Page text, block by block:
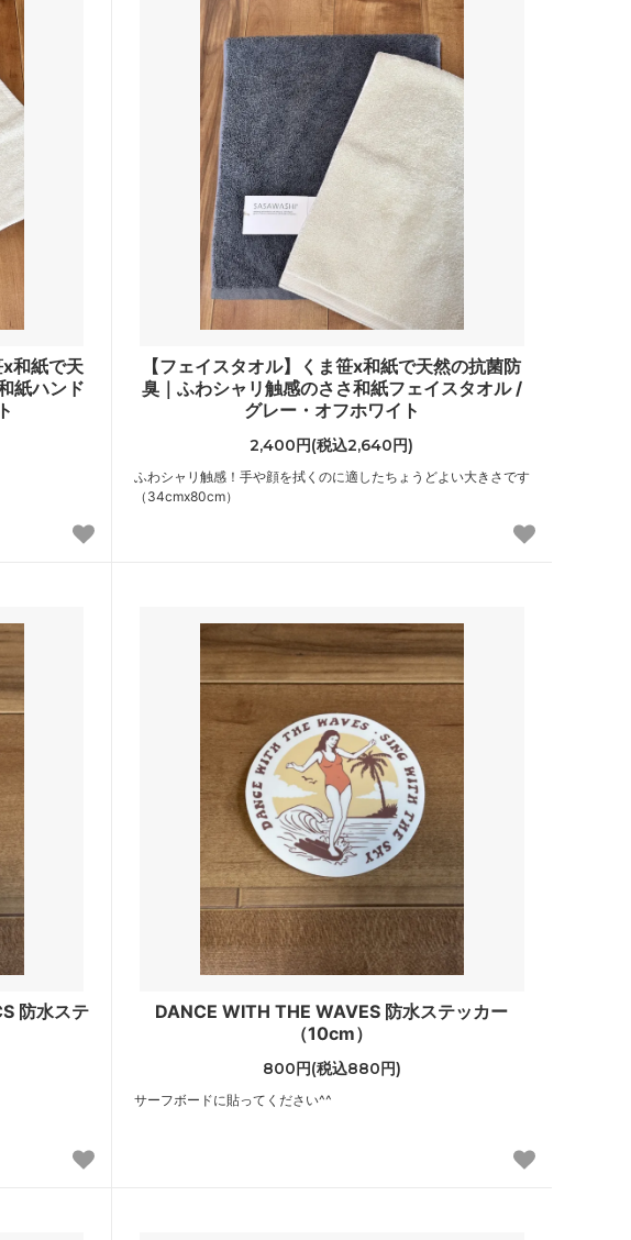
x和紙で天
紙ハンド
【フェイスタオル】くま笹x和紙で天然の抗菌防
臭｜ふわシャリ触感のささ和紙フェイスタオル /
グレー・オフホワイト
2,400円(税込2,640円)
ふわシャリ触感！手や顔を拭くのに適したちょうどよい大きさです
（34cmx80cm）
防水ステ
DANCE WITH THE WAVES 防水ステッカー
（10cm）
800円(税込880円)
サーフボードに貼ってください^^